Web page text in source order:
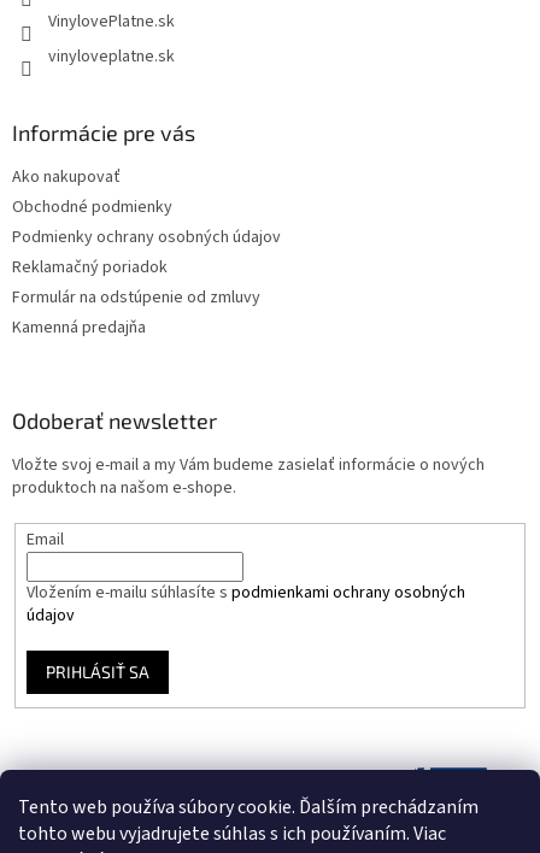
Tento web používa súbory cookie. Ďalším prechádzaním
tohto webu vyjadrujete súhlas s ich používaním. Viac
VinylovePlatne.sk
vinyloveplatne.sk
Informácie pre vás
Ako nakupovať
Obchodné podmienky
Podmienky ochrany osobných údajov
Reklamačný poriadok
Formulár na odstúpenie od zmluvy
Kamenná predajňa
Odoberať newsletter
Vložte svoj e-mail a my Vám budeme zasielať informácie o nových
produktoch na našom e-shope.
Email
Vložením e-mailu súhlasíte s podmienkami ochrany osobných
údajov
PRIHLÁSIŤ SA